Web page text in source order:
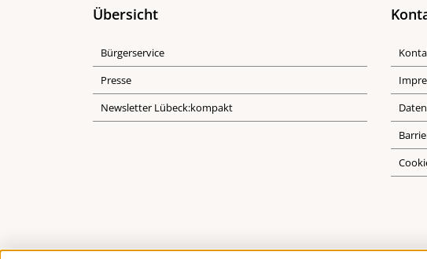
Übersicht
Bürgerservice
Presse
Newsletter Lübeck:kompakt